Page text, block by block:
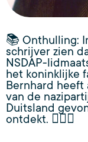
📚 Onthulling:
schrijver zien
NSDAP-
het koninklijke
Bernhard
van de
Duitsland
ontdekt. 🕵️‍♂️📜